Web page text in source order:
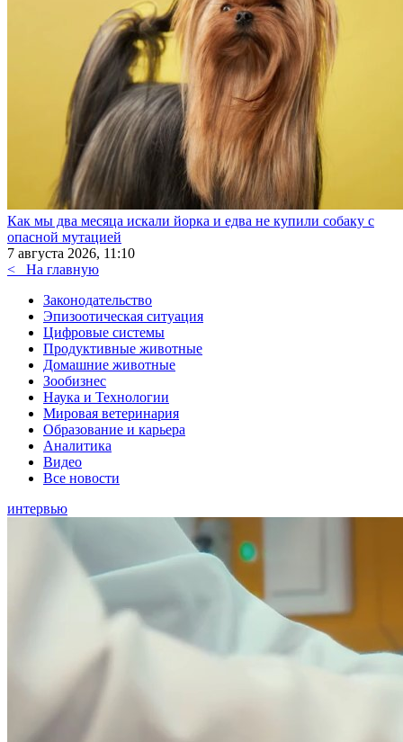
Как мы два месяца искали йорка и едва не купили собаку с
опасной мутацией
7 августа 2026, 11:10
<
На главную
Законодательство
Эпизоотическая ситуация
Цифровые системы
Продуктивные животные
Домашние животные
Зообизнес
Наука и Технологии
Мировая ветеринария
Образование и карьера
Аналитика
Видео
Все новости
интервью